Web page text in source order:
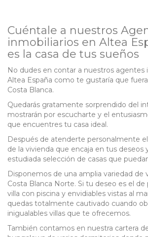
Cuéntale a nuestros
inmobiliarios en Altea
es la casa de tus sueños
No dudes en contar a nuestros agentes
Altea España como te gustaría que
Costa Blanca.
Quedarás gratamente sorprendido del
mostrarán por escucharte y el
que encuentres tu casa ideal.
Después de atenderte personalmente
de la vivienda que encaja en tus deseos
estudiada selección de casas que
Disponemos de una amplia variedad de
Costa Blanca Norte. Si tu deseo es el de
villa con piscina y envidiables vistas al
quedas totalmente cautivado cuando
inigualables villas que te ofrecemos.
También contamos en nuestra cartera